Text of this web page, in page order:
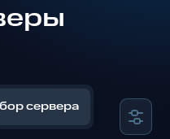
сервера